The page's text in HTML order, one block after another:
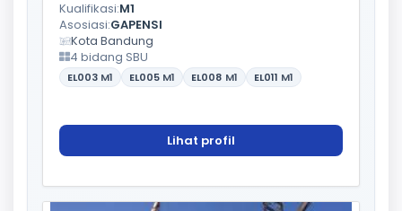
Kualifikasi:M1
Asosiasi:GAPENSI
Kota Bandung
4 bidang SBU
EL003 M1 EL005 M1 EL008 M1 EL011 M1
Lihat profil